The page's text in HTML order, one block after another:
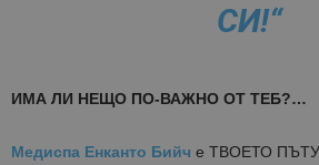
СИ!“
ИМА ЛИ НЕЩО ПО-ВАЖНО ОТ ТЕБ?…
Медиспа Енканто Бийч е ТВОЕТО